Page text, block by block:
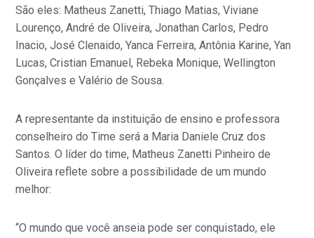
São eles: Matheus Zanetti, Thiago Matias, Viviane
Lourenço, André de Oliveira, Jonathan Carlos, Pedro
Inacio, José Clenaido, Yanca Ferreira, Antônia Karine, Yan
Lucas, Cristian Emanuel, Rebeka Monique, Wellington
Gonçalves e Valério de Sousa.
A representante da instituição de ensino e professora
conselheiro do Time será a Maria Daniele Cruz dos
Santos. O líder do time, Matheus Zanetti Pinheiro de
Oliveira reflete sobre a possibilidade de um mundo
melhor:
“O mundo que você anseia pode ser conquistado, ele